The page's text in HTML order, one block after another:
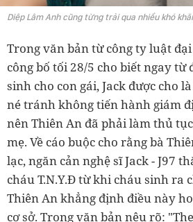
Diệp Lâm Anh cũng từng trải qua nhiều khó
Trong văn bản từ công ty luật
công bố tối 28/5 cho biết ngay
sinh cho con gái, Jack được cho
né tránh không tiến hành giám
nên Thiên An đã phải làm thủ
mẹ. Về cáo buộc cho rằng bà
lạc, ngăn cản nghệ sĩ Jack - J97
cháu T.N.Y.Đ từ khi cháu sinh ra
Thiên An khẳng định điều này
cơ sở. Trong văn bản nêu rõ: